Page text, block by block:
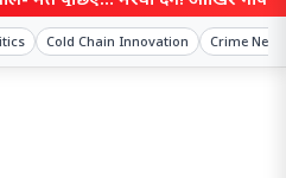
Cold Chain Innovation Crime